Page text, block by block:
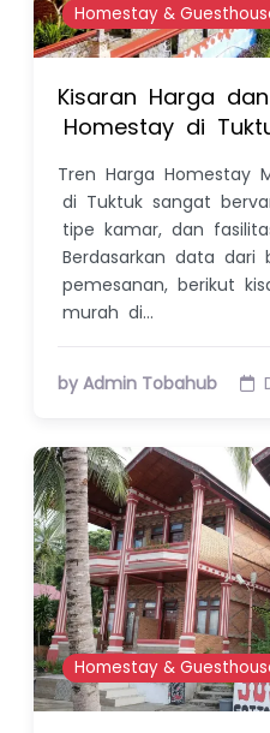
Homestay &
Kisaran Harga
Homestay di
Tren Harga Homestay
di Tuktuk sangat
tipe kamar, dan
Berdasarkan data dari
pemesanan, berikut
murah di…
by Admin Tobahub
Homestay &